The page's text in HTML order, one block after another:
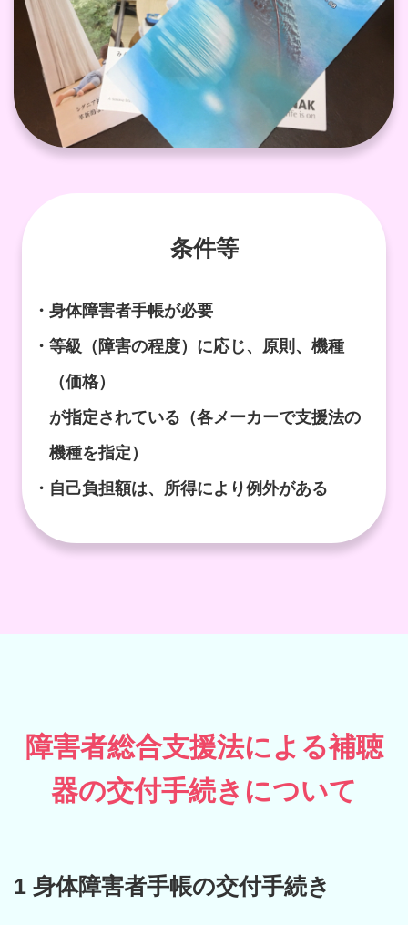
条件等
・ 身体障害者手帳が必要
・ 等級（障害の程度）に応じ、原則、機種
（価格）
が指定されている（各メーカーで支援法の
機種を指定）
・ 自己負担額は、所得により例外がある
障害者総合支援法による補聴
器の交付手続きについて
1 身体障害者手帳の交付手続き